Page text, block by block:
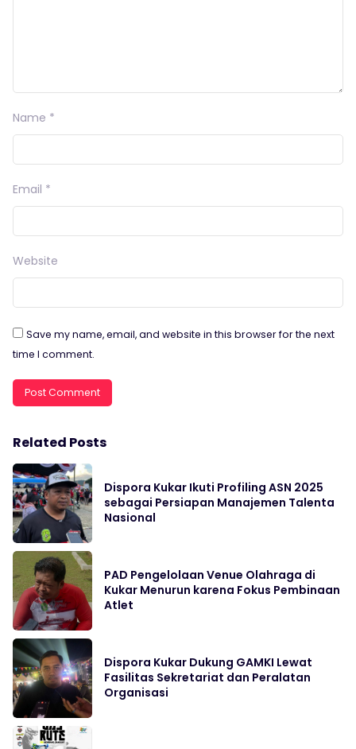
Name *
Email *
Website
Save my name, email, and website in this browser for the next
time I comment.
Related Posts
Dispora Kukar Ikuti Profiling ASN 2025
sebagai Persiapan Manajemen Talenta
Nasional
PAD Pengelolaan Venue Olahraga di
Kukar Menurun karena Fokus Pembinaan
Atlet
Dispora Kukar Dukung GAMKI Lewat
Fasilitas Sekretariat dan Peralatan
Organisasi